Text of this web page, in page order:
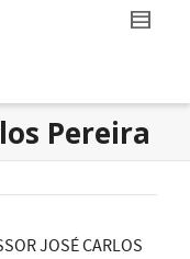
Pereira
JOSÉ CARLOS